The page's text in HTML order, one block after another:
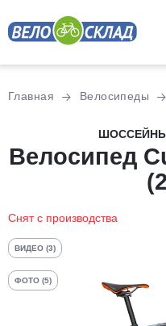
Главная Велосипеды
Велосипед
Снят с производства
ВИДЕО (3)
ФОТО (5)
Разбейте
оплатуна
без
График платежей